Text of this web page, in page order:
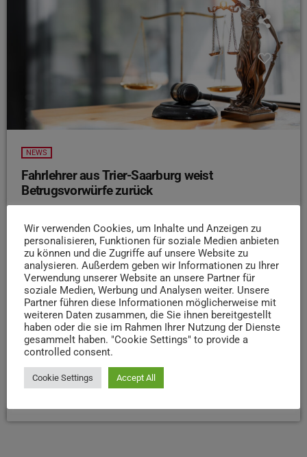
NEWS
Fahrlehrer aus Trier-Saarburg weist
Betrugsvorwürfe zurück
Fahrlehrer aus dem Kreis Trier-Saarburg verantworten. Die
Staatsanwaltschaft wirft ihm vor, rund 130 Fahrstunden
abgerechnet zu haben, die nie stattgefunden haben sollen.
Der 47-Jährige räumt zwar gefälschte Unterschriften auf
Stundennachweisen ein, bestreitet jedoch einen Betrug
und spricht von einem Fehler bei der Dokumentation.
Mehrere Fahrschüler bestätigten vor Gericht
Unregelmäßigkeiten bei den Unterschriften und
Abrechnungen. Die Verhandlung wird in den kommenden
Wochen mit weiteren Zeugen fortgesetzt.
Wir verwenden Cookies, um Inhalte und Anzeigen zu
personalisieren, Funktionen für soziale Medien anbieten
zu können und die Zugriffe auf unsere Website zu
analysieren. Außerdem geben wir Informationen zu Ihrer
Verwendung unserer Website an unsere Partner für
soziale Medien, Werbung und Analysen weiter. Unsere
Partner führen diese Informationen möglicherweise mit
weiteren Daten zusammen, die Sie ihnen bereitgestellt
haben oder die sie im Rahmen Ihrer Nutzung der Dienste
gesammelt haben. "Cookie Settings" to provide a
controlled consent.
Cookie Settings Accept All